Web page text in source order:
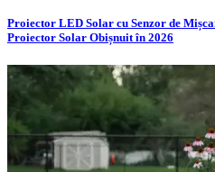
Proiector LED Solar cu Senzor de
Proiector Solar Obișnuit în 2026